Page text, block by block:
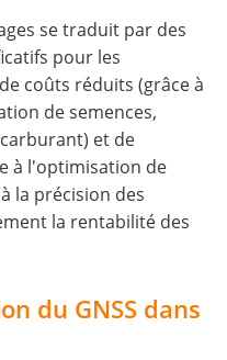
se traduit par des
pour les
coûts réduits (grâce à
de semences,
et de
à l'optimisation de
la précision des
la rentabilité des
du GNSS dans